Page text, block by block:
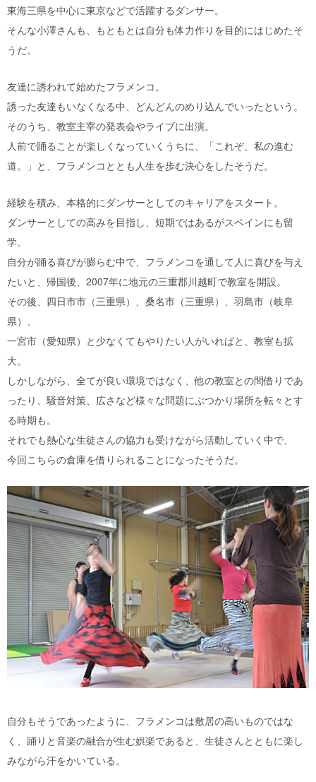
東海三県を中心に東京などで活躍するダンサー。
そんな小澤さんも、もともとは自分も体力作りを目的にはじめたそ
うだ。
友達に誘われて始めたフラメンコ。
誘った友達もいなくなる中、どんどんのめり込んでいったという。
そのうち、教室主宰の発表会やライブに出演。
人前で踊ることが楽しくなっていくうちに、「これぞ、私の進む
道。」と、フラメンコととも人生を歩む決心をしたそうだ。
経験を積み、本格的にダンサーとしてのキャリアをスタート。
ダンサーとしての高みを目指し、短期ではあるがスペインにも留
学。
自分が踊る喜びが膨らむ中で、フラメンコを通して人に喜びを与え
たいと、帰国後、2007年に地元の三重郡川越町で教室を開設。
その後、四日市市（三重県）、桑名市（三重県）、羽島市（岐阜
県）、
一宮市（愛知県）と少なくてもやりたい人がいればと、教室も拡
大。
しかしながら、全てが良い環境ではなく、他の教室との間借りであ
ったり、騒音対策、広さなど様々な問題にぶつかり場所を転々とす
る時期も。
それでも熱心な生徒さんの協力も受けながら活動していく中で、
今回こちらの倉庫を借りられることになったそうだ。
自分もそうであったように、フラメンコは敷居の高いものではな
く、踊りと音楽の融合が生む娯楽であると、生徒さんとともに楽し
みながら汗をかいている。